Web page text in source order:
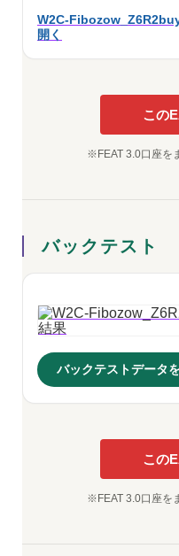
W2C-
開く
この
※FEAT 3.0口座を
バックテスト
バックテストデータ
この
※FEAT 3.0口座を